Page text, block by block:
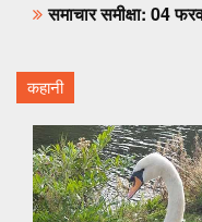
समाचार समीक्षा: 04
कहानी